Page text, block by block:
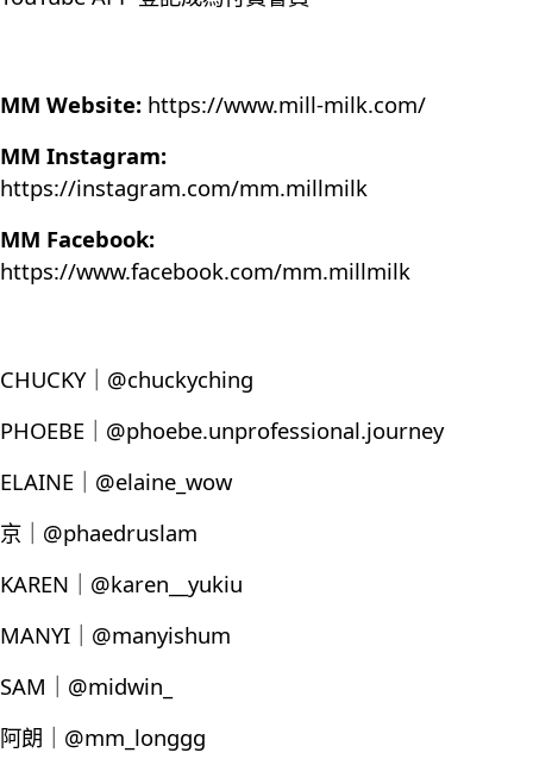
MM Website: https://www.mill-milk.com/
MM Instagram:
https://instagram.com/mm.millmilk
MM Facebook:
https://www.facebook.com/mm.millmilk
CHUCKY｜@chuckyching
PHOEBE｜@phoebe.unprofessional.journey
ELAINE｜@elaine_wow
京｜@phaedruslam
KAREN｜@karen__yukiu
MANYI｜@manyishum
SAM｜@midwin_
阿朗｜@mm_longgg